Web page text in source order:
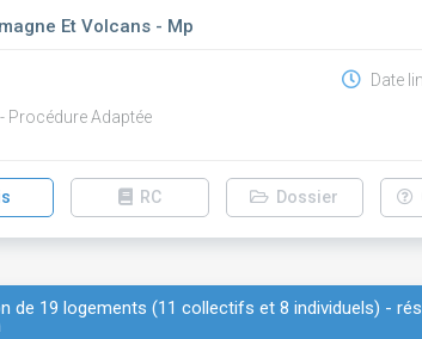
Et Volcans - Mp
Procédure Adaptée
Date
RC Dossier
de 19 logements (11 collectifs et 8 individuels) -